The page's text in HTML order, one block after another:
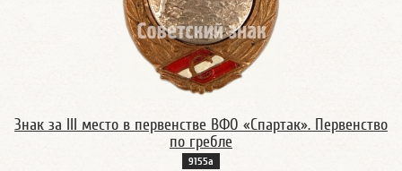
Знак за III место в первенстве ВФО «Спартак». Первенство
по гребле
9155а